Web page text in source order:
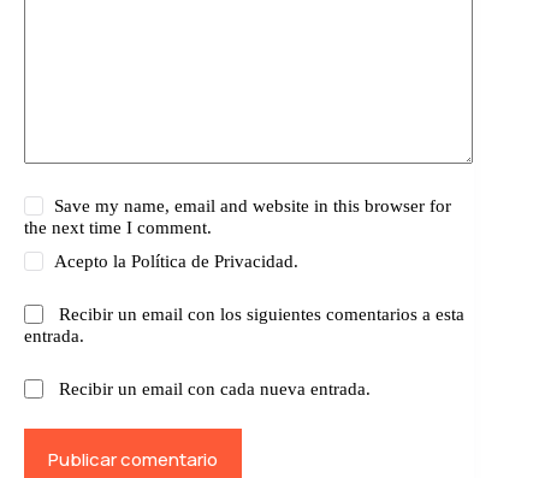
Save my name, email and website in this browser for
the next time I comment.
Acepto laPolítica de Privacidad.
Recibir un email con los siguientes comentarios a esta
entrada.
Recibir un email con cada nueva entrada.
Publicar comentario